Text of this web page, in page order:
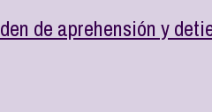
de aprehensión y